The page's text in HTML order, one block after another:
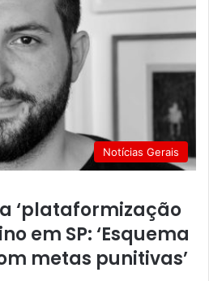
Notícias Gerais
‘plataformização
em SP: ‘Esquema
metas punitivas’